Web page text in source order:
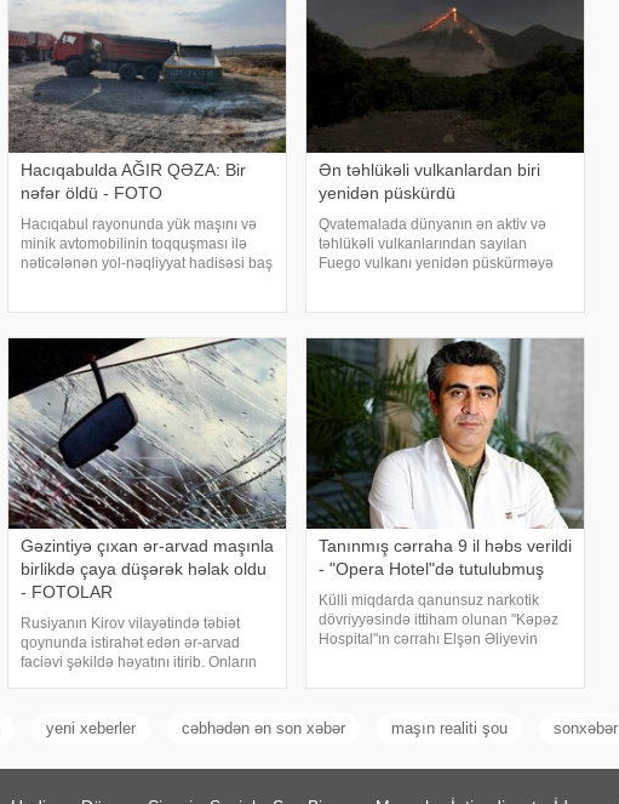
Hacıqabulda AĞIR QƏZA: Bir
nəfər öldü - FOTO
Hacıqabul rayonunda yük maşını və
minik avtomobilinin toqquşması ilə
nəticələnən yol-nəqliyyat hadisəsi baş
rayonunu
Ən təhlükəli vulkanlardan biri
yenidən püskürdü
Qvatemalada dünyanın ən aktiv və
təhlükəli vulkanlarından sayılan
Fuego vulkanı yenidən püskürməyə
yaxınlığında yaşayan sakinləri
Gəzintiyə çıxan ər-arvad maşınla
birlikdə çaya düşərək həlak oldu
- FOTOLAR
Rusiyanın Kirov vilayətində təbiət
qoynunda istirahət edən ər-arvad
faciəvi şəkildə həyatını itirib. Onların
verir ki, Kirovo-Çepetsk sakinləri – 46
yaşl
Tanınmış cərraha 9 il həbs verildi
- "Opera Hotel"də tutulubmuş
Külli miqdarda qanunsuz narkotik
dövriyyəsində ittiham olunan "Kəpəz
Hospital"ın cərrahı Elşən Əliyevin
yeni xeberler cəbhədən ən son xəbər maşın realiti şou sonxəbər